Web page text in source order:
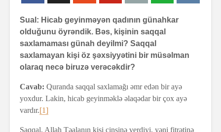
Sual: Hicab geyinməyən qadının günahkar
olduğunu öyrəndik. Bəs, kişinin saqqal
saxlamaması günah deyilmi? Saqqal
saxlamayan kişi öz şəxsiyyətini bir müsəlman
olaraq necə biruzə verəcəkdir?
Cavab: Quranda saqqal saxlamağı əmr edən bir ayə
yoxdur. Lakin, hicab geyinməklə əlaqədar bir çox ayə
vardır.[1]
Saqqal, Allah Təalanın kişi cinsinə verdiyi, yəni fitrətinə